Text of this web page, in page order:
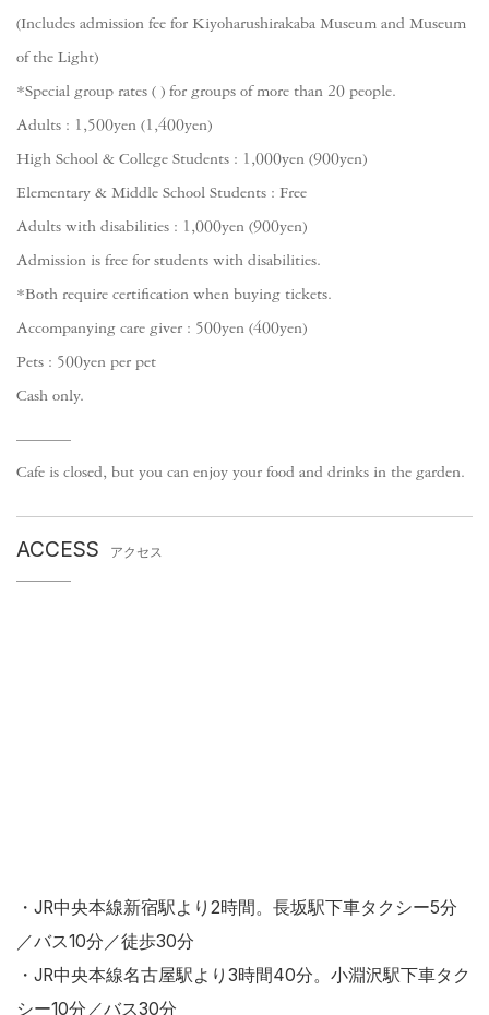
(Includes admission fee for Kiyoharushirakaba Museum and Museum
of the Light)
*Special group rates ( ) for groups of more than 20 people.
Adults : 1,500yen (1,400yen)
High School & College Students : 1,000yen (900yen)
Elementary & Middle School Students : Free
Adults with disabilities : 1,000yen (900yen)
Admission is free for students with disabilities.
*Both require certification when buying tickets.
Accompanying care giver : 500yen (400yen)
Pets : 500yen per pet
Cash only.
Cafe is closed, but you can enjoy your food and drinks in the garden.
ACCESS アクセス
・JR中央本線新宿駅より2時間。長坂駅下車タクシー5分
／バス10分／徒歩30分
・JR中央本線名古屋駅より3時間40分。小淵沢駅下車タク
シー10分／バス30分